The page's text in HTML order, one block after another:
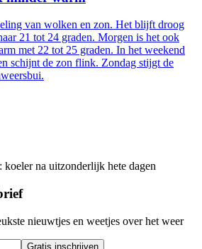
van wolken en zon. Het blijft droog
21 tot 24 graden. Morgen is het ook
met 22 tot 25 graden. In het weekend
schijnt de zon flink. Zondag stijgt de
koeler na uitzonderlijk hete dagen
nieuwtjes en weetjes over het weer
Gratis inschrijven